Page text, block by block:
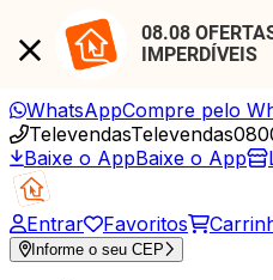
08.08
IMPERDÍVEIS
WhatsAppCompre pelo
TelevendasTelevendas
Baixe o AppBaixe o App
Entrar Favoritos
Informe o seu CEP